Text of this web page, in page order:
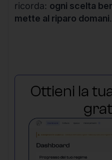
ricorda: ogni scelta
mette al riparo domani.
Ottieni la